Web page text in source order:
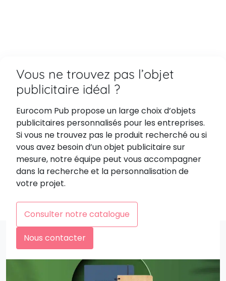
Vous ne trouvez pas l’objet
publicitaire idéal ?
Eurocom Pub propose un large choix d’objets
publicitaires personnalisés pour les entreprises.
Si vous ne trouvez pas le produit recherché ou si
vous avez besoin d’un objet publicitaire sur
mesure, notre équipe peut vous accompagner
dans la recherche et la personnalisation de
votre projet.
Consulter notre catalogue
Nous contacter